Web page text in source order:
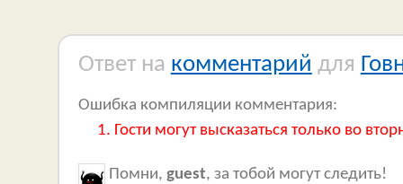
Ответ на комментарий для
Ошибка компиляции комментария:
Гости могут высказаться только во
Помни, guest, за тобой могут следить!